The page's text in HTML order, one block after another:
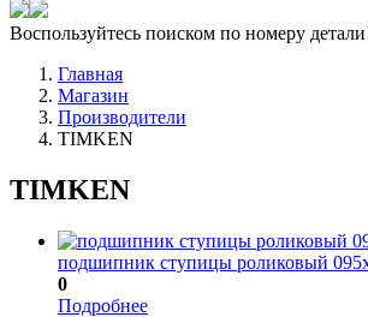
Воспользуйтесь поиском по номеру
Главная
Магазин
Производители
TIMKEN
TIMKEN
подшипник ступицы роликовый
0
Подробнее